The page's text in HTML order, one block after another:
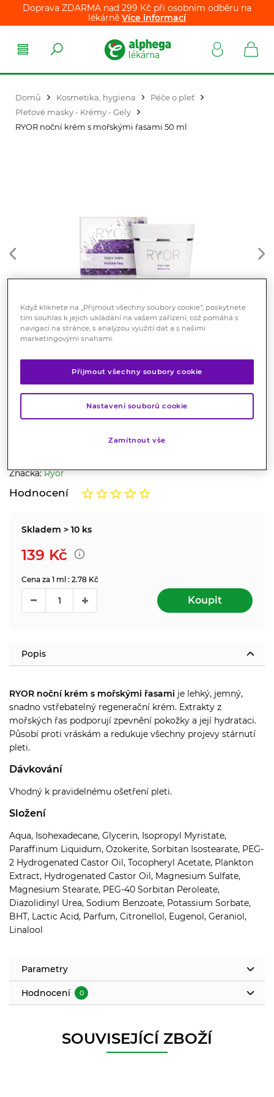
Doprava ZDARMA nad 299 Kč při osobním odběru na
lékárně Více informací
Domů Kosmetika, hygiena
Péče o pleť
Pleťové masky - Krémy - Gely
RYOR noční krém s mořskými řasami 50 ml
RYOR noční krém s mořskými
řasami 50 ml
Kosmetika
Extrakty z mořských řas podporují zpevnění pokožky a
Značka:Ryor
Hodnocení
Skladem > 10 ks
139 Kč
Cena za 1 ml : 2.78 Kč
Koupit
Popis
RYOR noční krém s mořskými řasami je lehký, jemný,
snadno vstřebatelný regenerační krém. Extrakty z
mořských řas podporují zpevnění pokožky a její hydrataci.
Působí proti vráskám a redukuje všechny projevy stárnutí
pleti.
Dávkování
Vhodný k pravidelnému ošetření pleti.
Složení
Aqua, Isohexadecane, Glycerin, Isopropyl Myristate,
Paraffinum Liquidum, Ozokerite, Sorbitan Isostearate, PEG-
2 Hydrogenated Castor Oil, Tocopheryl Acetate, Plankton
Extract, Hydrogenated Castor Oil, Magnesium Sulfate,
Magnesium Stearate, PEG-40 Sorbitan Peroleate,
Diazolidinyl Urea, Sodium Benzoate, Potassium Sorbate,
BHT, Lactic Acid, Parfum, Citronellol, Eugenol, Geraniol,
Linalool
Parametry
Hodnocení 0
SOUVISEJÍCÍ ZBOŽÍ
Když kliknete na „Přijmout všechny soubory cookie“, poskytnete
tím souhlas k jejich ukládání na vašem zařízení, což pomáhá s
navigací na stránce, s analýzou využití dat a s našimi
marketingovými snahami.
Přijmout všechny soubory cookie
Nastavení souborů cookie
Zamítnout vše